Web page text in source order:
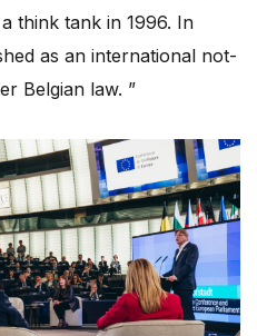
think tank in 1996. In
as an international not-
Belgian law. ”